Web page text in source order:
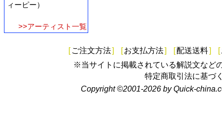
ィーピー）
>>アーティスト一覧
[ ご注文方法] [お支払方法] [配送送料] [
※当サイトに掲載されている解説文など
特定商取引法に基づ
Copyright ©2001-2026 by Quick-